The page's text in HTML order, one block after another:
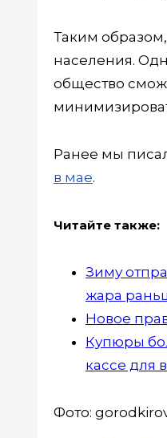
Таким
населения.
общество
Ранее мы
в мае.
Читайте также:
Зиму
жара
Новое
Купюры
кассе для
Фото: